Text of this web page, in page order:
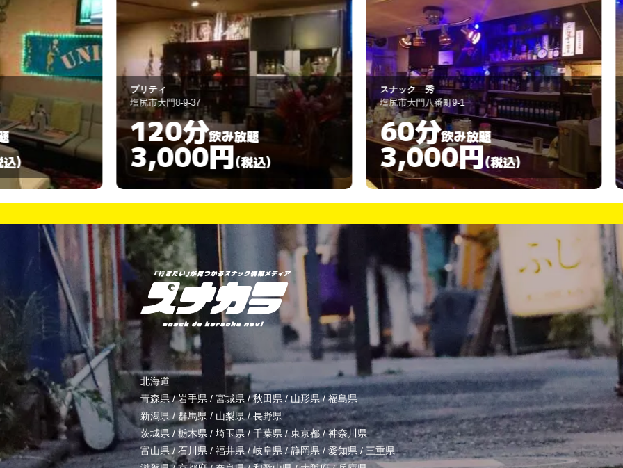
プリティ
塩尻市大門8-9-37
120分飲み放題
3,000円(税込)
スナック 秀
塩尻市大門八番町9-1
60分飲み放題
3,000円(税込)
北海道
青森県/岩手県 / 宮城県 /秋田県 /山形県/福島県
新潟県 / 群馬県 / 山梨県/長野県
茨城県 / 栃木県 / 埼玉県/ 千葉県 /東京都/神奈川県
富山県/ 石川県 / 福井県/岐阜県/静岡県/ 愛知県 / 三重県